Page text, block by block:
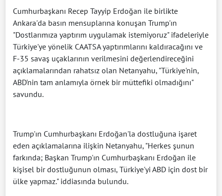
Cumhurbaşkanı Recep Tayyip Erdoğan ile birlikte
Ankara'da basın mensuplarına konuşan Trump'ın
"Dostlarımıza yaptırım uygulamak istemiyoruz" ifadeleriyle
Türkiye'ye yönelik CAATSA yaptırımlarını kaldıracağını ve
F-35 savaş uçaklarının verilmesini değerlendireceğini
açıklamalarından rahatsız olan Netanyahu, "Türkiye'nin,
ABD'nin tam anlamıyla örnek bir müttefiki olmadığını"
savundu.
Trump'ın Cumhurbaşkanı Erdoğan'la dostluğuna işaret
eden açıklamalarına ilişkin Netanyahu, "Herkes şunun
farkında; Başkan Trump'ın Cumhurbaşkanı Erdoğan ile
kişisel bir dostluğunun olması, Türkiye'yi ABD için dost bir
ülke yapmaz." iddiasında bulundu.